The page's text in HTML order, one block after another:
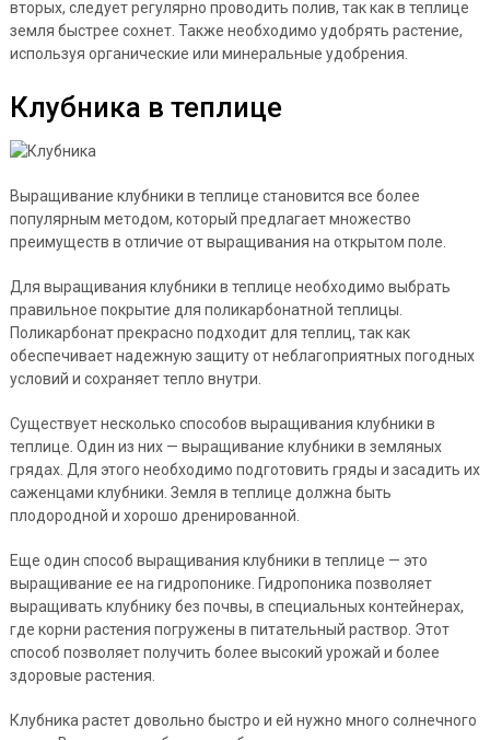
вторых, следует регулярно проводить полив, так как в теплице
земля быстрее сохнет. Также необходимо удобрять растение,
используя органические или минеральные удобрения.
Клубника в теплице
Выращивание клубники в теплице становится все более
популярным методом, который предлагает множество
преимуществ в отличие от выращивания на открытом поле.
Для выращивания клубники в теплице необходимо выбрать
правильное покрытие для поликарбонатной теплицы.
Поликарбонат прекрасно подходит для теплиц, так как
обеспечивает надежную защиту от неблагоприятных погодных
условий и сохраняет тепло внутри.
Существует несколько способов выращивания клубники в
теплице. Один из них — выращивание клубники в земляных
грядах. Для этого необходимо подготовить гряды и засадить их
саженцами клубники. Земля в теплице должна быть
плодородной и хорошо дренированной.
Еще один способ выращивания клубники в теплице — это
выращивание ее на гидропонике. Гидропоника позволяет
выращивать клубнику без почвы, в специальных контейнерах,
где корни растения погружены в питательный раствор. Этот
способ позволяет получить более высокий урожай и более
здоровые растения.
Клубника растет довольно быстро и ей нужно много солнечного